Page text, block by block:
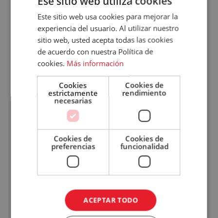
Tu
Cuenta
Email
Contraseña
¿Has olvidado tu contraseña?
Añadimos el hielo a la coctelera y volvemos a agitar
para enfriar el contenido.
Servimos y terminamos la receta con Royal Bliss
Crisp Soda.
Este sitio web usa cookies para mejorar la
experiencia del usuario. Al utilizar nuestro
sitio web, usted acepta todas las cookies
de acuerdo con nuestra Política de
cookies. Más información
Cookies
estrictamente
necesarias
Cookies de
rendimiento
Cookies de
preferencias
Cookies de
funcionalidad
ACEPTAR TODO